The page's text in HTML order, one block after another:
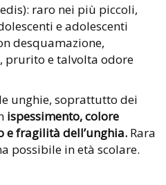
raro nei più piccoli,
e adolescenti
desquamazione,
prurito e talvolta odore
unghie, soprattutto dei
ispessimento, colore
e fragilità dell’unghia. Rara
possibile in età scolare.